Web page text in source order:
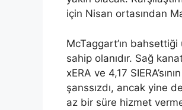
için Nisan ortasından
McTaggart’ın
sahip olanıdır. Sağ
xERA ve 4,17
şanssızdı, ancak yine
az bir süre hizmet